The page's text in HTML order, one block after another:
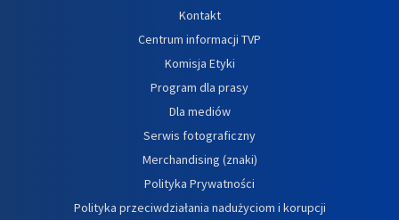
Kontakt
Centrum informacji TVP
Komisja Etyki
Program dla prasy
Dla mediów
Serwis fotograficzny
Merchandising (znaki)
Polityka Prywatności
Polityka przeciwdziałania nadużyciom i korupcji